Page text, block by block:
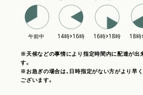
※天候などの事情により指定時間内に配達が出
す。
※お急ぎの場合は、日時指定がない方がより早
ございます。